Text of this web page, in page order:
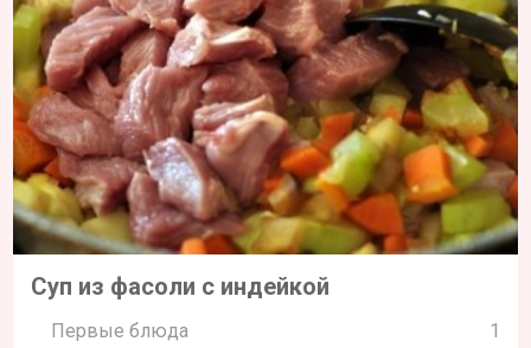
Суп из фасоли с индейкой
Первые блюда 1